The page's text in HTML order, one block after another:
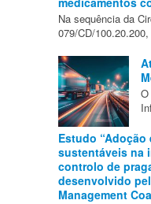
Na sequência da
079/CD/100.20.200,
Estudo
sustentáveis na
controlo de
desenvolvido
Management